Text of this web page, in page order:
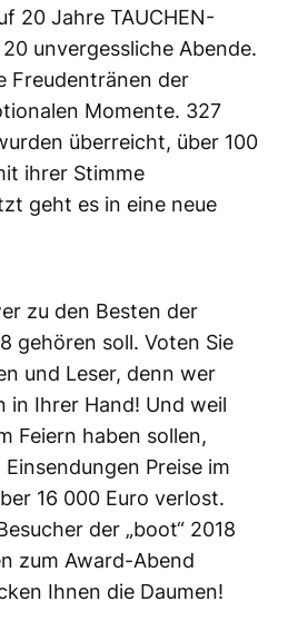
20 Jahre TAUCHEN-
unvergessliche Abende.
Freudentränen der
Momente. 327
überreicht, über 100
ihrer Stimme
geht es in eine neue
zu den Besten der
gehören soll. Voten Sie
und Leser, denn wer
in Ihrer Hand! Und weil
Feiern haben sollen,
Preise im
16 000 Euro verlost.
der „boot“ 2018
zum Award-Abend
Ihnen die Daumen!